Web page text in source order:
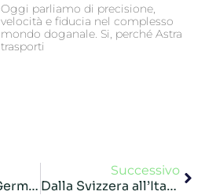
Oggi parliamo di precisione,
velocità e fiducia nel complesso
mondo doganale. Si, perché Astra
trasporti
Dal nord della Germania alla Sardegna: trasporto di un macchinario lungo 17.00 metri!
Successivo
Dalla Svizzera all’Italia, un trasporto gestito dalla A alla Z…con vista castello